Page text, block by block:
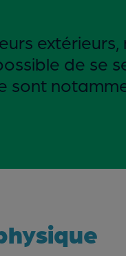
de se
sont